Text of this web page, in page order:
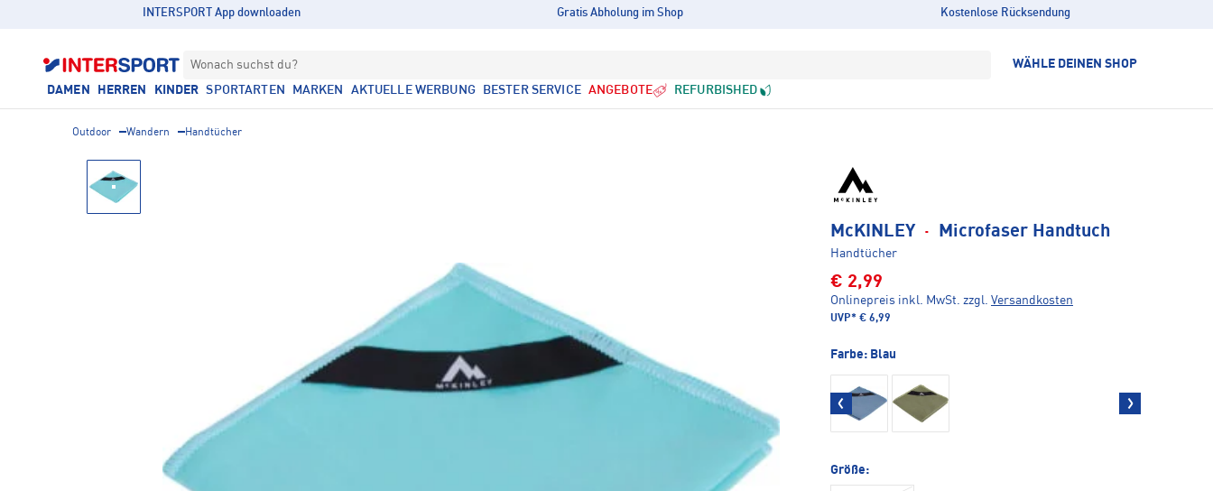
INTERSPORT App downloaden Gratis Abholung im Shop Kostenlose Rücksendung
Wonach suchst du? WÄHLE DEINEN SHOP
DAMEN HERREN KINDER SPORTARTEN MARKEN AKTUELLE WERBUNG BESTER SERVICE ANGEBOTE REFURBISHED
Outdoor Wandern Handtücher
McKINLEY · Microfaser Handtuch
Handtücher
€ 2,99
Onlinepreis inkl. MwSt. zzgl. Versandkosten
UVP* € 6,99
Farbe: Blau
Größe: